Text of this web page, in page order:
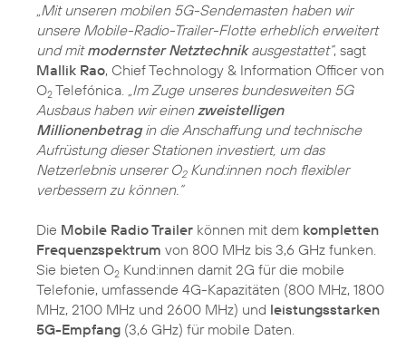
„Mit unseren mobilen 5G-Sendemasten haben wir
unsere Mobile-Radio-Trailer-Flotte erheblich erweitert
und mitmodernster Netztechnikausgestattet“, sagt
Mallik Rao, Chief Technology & Information Officer von
O2 Telefónica. „Im Zuge unseres bundesweiten 5G
Ausbaus haben wir einenzweistelligen
Millionenbetragin die Anschaffung und technische
Aufrüstung dieser Stationen investiert, um das
Netzerlebnis unserer O2Kund:innen noch flexibler
verbessern zu können.“
Die Mobile Radio Trailer können mit dem kompletten
Frequenzspektrum von 800 MHz bis 3,6 GHz funken.
Sie bieten O2 Kund:innen damit 2G für die mobile
Telefonie, umfassende 4G-Kapazitäten (800 MHz, 1800
MHz, 2100 MHz und 2600 MHz) und leistungsstarken
5G-Empfang (3,6 GHz) für mobile Daten.